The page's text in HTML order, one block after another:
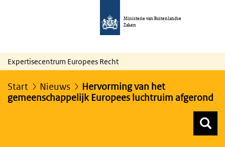
Ministerie van Buitenlandse
Zaken
Expertisecentrum Europees Recht
Start Nieuws
Hervorming van het
gemeenschappelijk Europees luchtruim afgerond